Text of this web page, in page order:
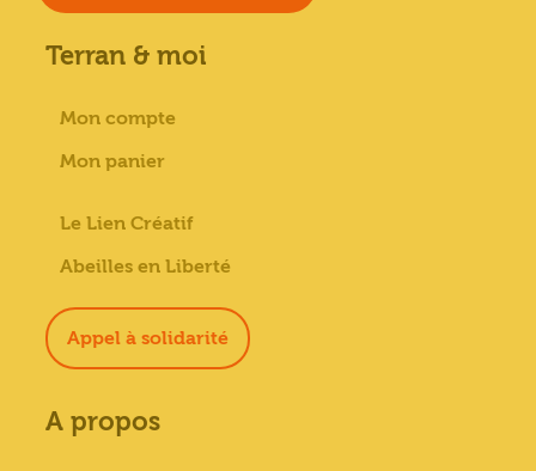
Terran & moi
Mon compte
Mon panier
Le Lien Créatif
Abeilles en Liberté
Appel à solidarité
A propos